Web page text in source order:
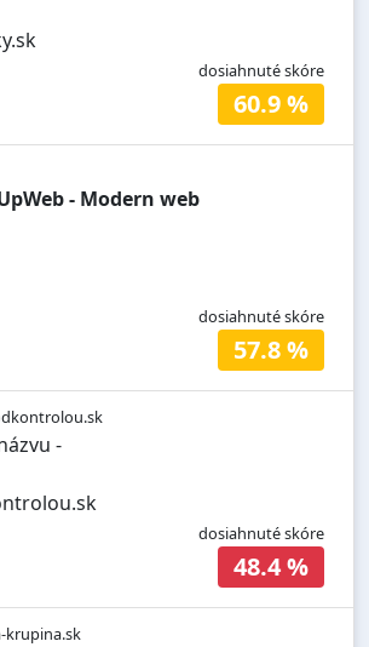
dosiahnuté skóre
60.9 %
- Modern web
dosiahnuté skóre
57.8 %
-
dosiahnuté skóre
48.4 %